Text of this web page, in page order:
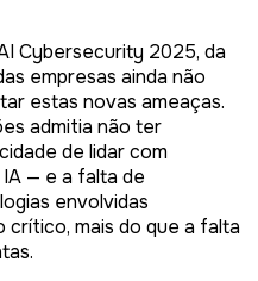
Cybersecurity 2025, da
empresas ainda não
estas novas ameaças.
admitia não ter
de lidar com
— e a falta de
envolvidas
mais do que a falta